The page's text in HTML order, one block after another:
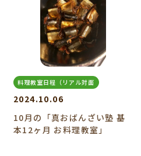
料理教室日程（リアル対面
2024.10.06
10月の「真おばんざい塾 基
本12ヶ月 お料理教室」